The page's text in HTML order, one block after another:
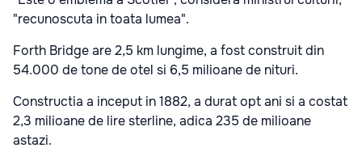
"recunoscuta in toata lumea".
Forth Bridge are 2,5 km lungime, a fost construit din
54.000 de tone de otel si 6,5 milioane de nituri.
Constructia a inceput in 1882, a durat opt ani si a costat
2,3 milioane de lire sterline, adica 235 de milioane
astazi.